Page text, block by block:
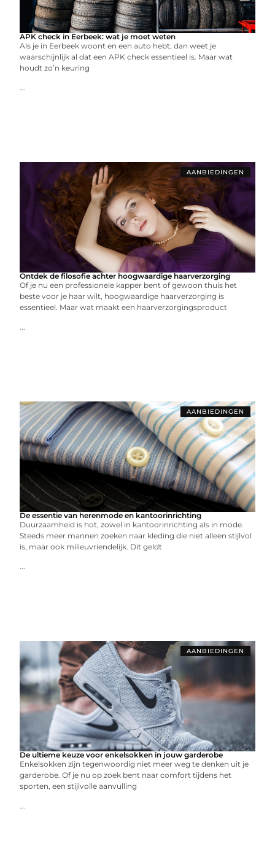
APK check in Eerbeek: wat je moet weten
Als je in Eerbeek woont en een auto hebt, dan weet je
waarschijnlijk al dat een APK check essentieel is. Maar wat
houdt zo’n keuring
...
AANBIEDINGEN
Ontdek de filosofie achter hoogwaardige haarverzorging
Of je nu een professionele kapper bent of gewoon thuis het
beste voor je haar wilt, hoogwaardige haarverzorging is
essentieel. Maar wat maakt een haarverzorgingsproduct
...
AANBIEDINGEN
De essentie van herenmode en kantoorinrichting
Duurzaamheid is hot, zowel in kantoorinrichting als in mode.
Steeds meer mannen zoeken naar kleding die niet alleen stijlvol
is, maar ook milieuvriendelijk. Dit geldt
...
AANBIEDINGEN
De ultieme keuze voor enkelsokken in jouw garderobe
Enkelsokken zijn tegenwoordig niet meer weg te denken uit je
garderobe. Of je nu op zoek bent naar comfort tijdens het
sporten, een stijlvolle aanvulling
...